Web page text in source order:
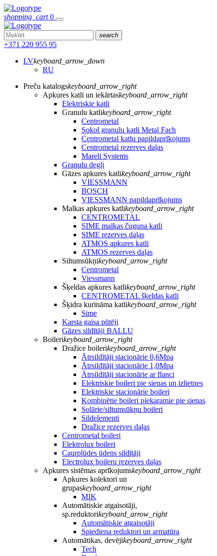
shopping_cart 0
search
+371 220 955 95
LVkeyboard_arrow_down
RU
Preču katalogskeyboard_arrow_right
Apkures katli un iekārtaskeyboard_arrow_right
Elektriskie katli
Granulu katlikeyboard_arrow_right
Centrometal
Sokol granulu katli Metal Fach
Centrometal katlu papildaprīkojums
Centrometal rezerves daļas
Mareli Systems
Granulu degļi
Gāzes apkures katlikeyboard_arrow_right
VIESSMANN
BOSCH
VIESSMANN papildaprīkojums
Malkas apkures katlikeyboard_arrow_right
CENTROMETAL
SIME malkas čuguna katli
SIME rezerves daļas
ATMOS apkures katli
ATMOS rezerves daļas
Siltumsūkņikeyboard_arrow_right
Centrometal
Viessmann
Šķeldas apkures katlikeyboard_arrow_right
CENTROMETAL šķeldas katli
Šķidra kurināma katlikeyboard_arrow_right
Sime
Karsta gaisa pūtēji
Gāzes sildītāji BALLU
Boilerikeyboard_arrow_right
Dražice boilerikeyboard_arrow_right
Ātrsildītāji stacionārie 0,6Mpa
Ātrsildītāji stacionārie 1,0Mpa
Ātrsildītāji stacionārie ar flanci
Elektriskie boileri pie sienas un izlietnes
Elektriskie stacionārie boileri
Kombinētie boileri piekaramie pie sienas
Solārie/siltumsūkņu boileri
Sildelementi
Dražice rezerves daļas
Centrometal boileri
Elektrolux boileri
Caurplūdes ūdens sildītāji
Electrolux boileru rezerves daļas
Apkures sistēmas aprīkojumskeyboard_arrow_right
Apkures kolektori un
grupaskeyboard_arrow_right
MIK
Automātiskie atgaisotāji,
sp.reduktorikeyboard_arrow_right
Automātiskie atgaisotāji
Spiediena reduktori un armatūra
Automātikas, devējikeyboard_arrow_right
Tech